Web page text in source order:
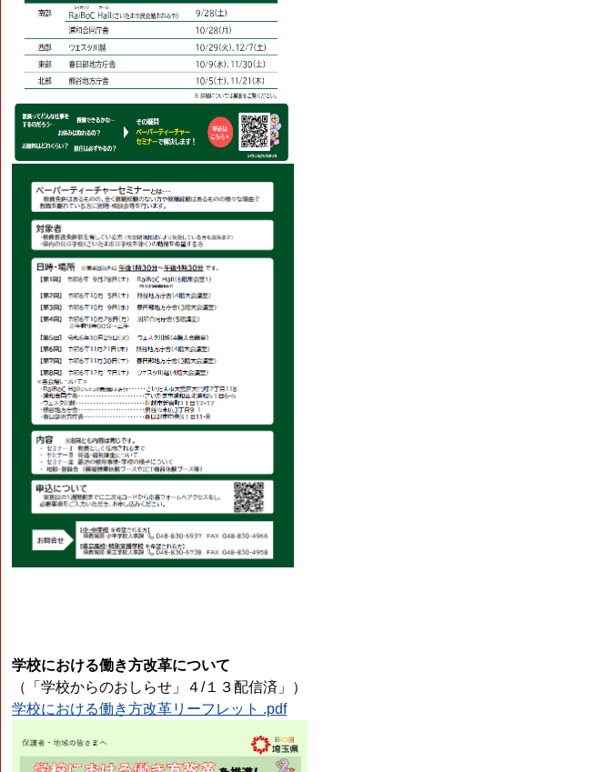
学校における働き方改革について
（「学校からのおしらせ」４/１３配信済」）
学校における働き方改革リーフレット .pdf